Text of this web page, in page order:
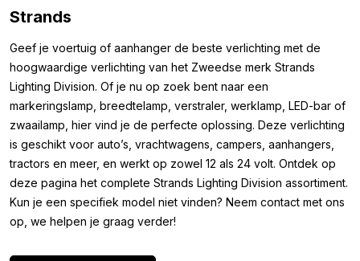
Afmetingen:
Omdat je er vóór aankoop zeker van wilt zijn dat je de LED lamp
met transparant lens kunt monteren waar je wilt. Hebben we
hieronder de afmetingen van de LED lamp genoteerd. De
afmetingen van het Strands IZE LED achteruitrijlicht met HELDER
gekleurde lens zijn als volgt:
Hoogte: 110 mm
Breedte: 130 mm
Dikte: 45 mm
Overige kleuren:
Strands
Geef je voertuig of aanhanger de beste verlichting met de
hoogwaardige verlichting van het Zweedse merk Strands
Lighting Division. Of je nu op zoek bent naar een
markeringslamp, breedtelamp, verstraler, werklamp, LED-bar of
zwaailamp, hier vind je de perfecte oplossing. Deze verlichting
is geschikt voor auto’s, vrachtwagens, campers, aanhangers,
tractors en meer, en werkt op zowel 12 als 24 volt. Ontdek op
deze pagina het complete Strands Lighting Division assortiment.
Kun je een specifiek model niet vinden? Neem contact met ons
op, we helpen je graag verder!